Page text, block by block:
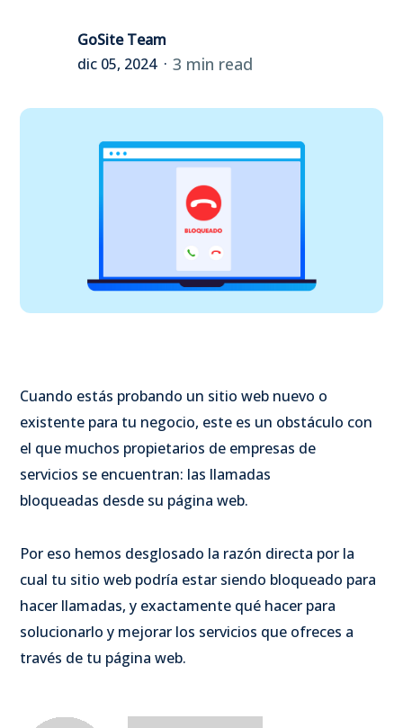
GoSite Team
dic 05, 2024
3 min read
Cuando estás probando un sitio web nuevo o
existente para tu negocio, este es un obstáculo con
el que muchos propietarios de empresas de
servicios se encuentran: las llamadas
bloqueadas desde su página web.
Por eso hemos desglosado la razón directa por la
cual tu sitio web podría estar siendo bloqueado para
hacer llamadas, y exactamente qué hacer para
solucionarlo y mejorar los servicios que ofreces a
través de tu página web.